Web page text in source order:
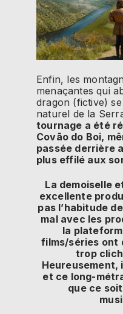
Enfin, les
menaçantes qui
dragon (fictive)
naturel de la
tournage a été
Covão do Boi,
passée derrière
plus effilé aux
La demoiselle
excellente
pas l’habitude
mal avec les
la
films/séries ont
trop
Heureusement,
et ce long-
que ce